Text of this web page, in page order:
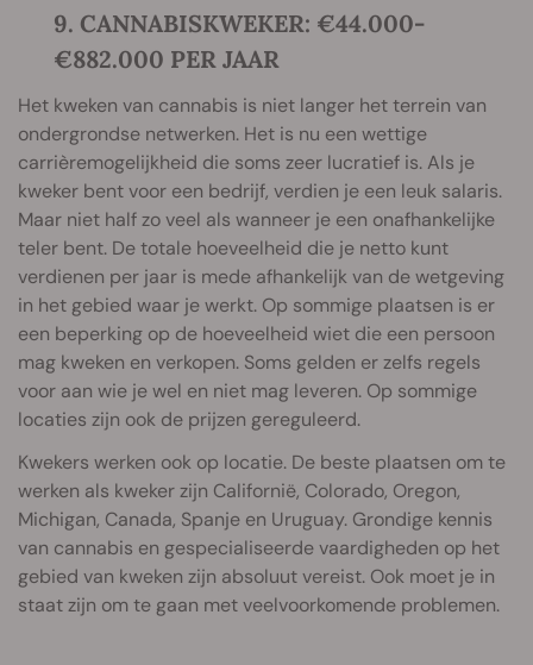
9. CANNABISKWEKER: €44.000-
€882.000 PER JAAR
Het kweken van cannabis is niet langer het terrein van
ondergrondse netwerken. Het is nu een wettige
carrièremogelijkheid die soms zeer lucratief is. Als je
kweker bent voor een bedrijf, verdien je een leuk salaris.
Maar niet half zo veel als wanneer je een onafhankelijke
teler bent. De totale hoeveelheid die je netto kunt
verdienen per jaar is mede afhankelijk van de wetgeving
in het gebied waar je werkt. Op sommige plaatsen is er
een beperking op de hoeveelheid wiet die een persoon
mag kweken en verkopen. Soms gelden er zelfs regels
voor aan wie je wel en niet mag leveren. Op sommige
locaties zijn ook de prijzen gereguleerd.
Kwekers werken ook op locatie. De beste plaatsen om te
werken als kweker zijn Californië, Colorado, Oregon,
Michigan, Canada, Spanje en Uruguay. Grondige kennis
van cannabis en gespecialiseerde vaardigheden op het
gebied van kweken zijn absoluut vereist. Ook moet je in
staat zijn om te gaan met veelvoorkomende problemen.